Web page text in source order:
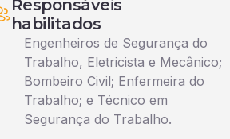
Responsáveis
habilitados
Engenheiros de Segurança do
Trabalho, Eletricista e Mecânico;
Bombeiro Civil; Enfermeira do
Trabalho; e Técnico em
Segurança do Trabalho.